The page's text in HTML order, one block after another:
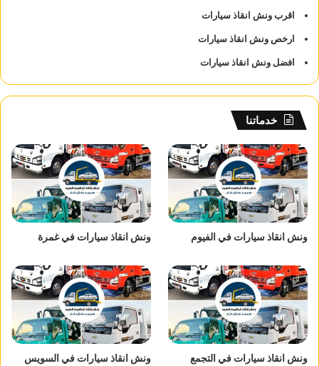
اقرب ونش انقاذ سيارات
ارخص ونش انقاذ سيارات
افضل ونش انقاذ سيارات
خدماتنا
ونش انقاذ سيارات في الفيوم ونش انقاذ سيارات في غمرة
ونش انقاذ سيارات في التجمع
ونش انقاذ سيارات في السويس